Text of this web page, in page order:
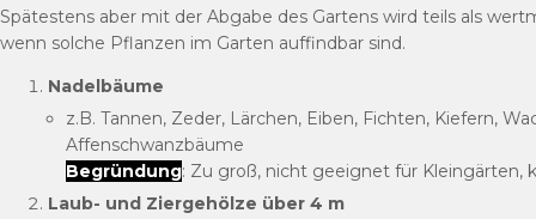
Spätestens aber mit der Abgabe des Gartens wird teils als
wenn solche Pflanzen im Garten auffindbar sind.
Nadelbäume
z.B. Tannen, Zeder, Lärchen, Eiben, Fichten, Kiefern,
Affenschwanzbäume
Begründung: Zu groß, nicht geeignet für Kleingärten,
Laub- und Ziergehölze über 4 m